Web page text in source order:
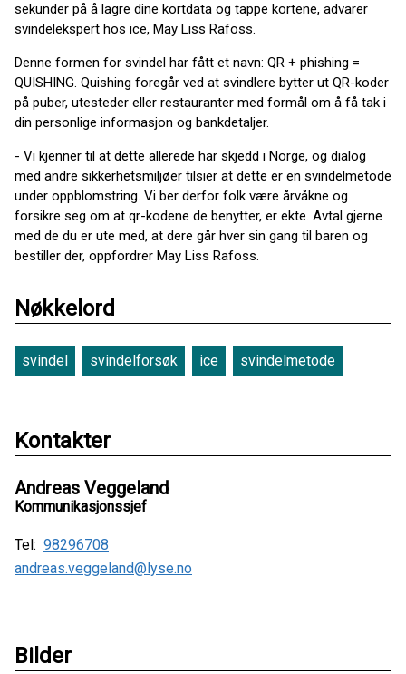
sekunder på å lagre dine kortdata og tappe kortene, advarer
svindelekspert hos ice, May Liss Rafoss.
Denne formen for svindel har fått et navn: QR + phishing =
QUISHING. Quishing foregår ved at svindlere bytter ut QR-koder
på puber, utesteder eller restauranter med formål om å få tak i
din personlige informasjon og bankdetaljer.
- Vi kjenner til at dette allerede har skjedd i Norge, og dialog
med andre sikkerhetsmiljøer tilsier at dette er en svindelmetode
under oppblomstring. Vi ber derfor folk være årvåkne og
forsikre seg om at qr-kodene de benytter, er ekte. Avtal gjerne
med de du er ute med, at dere går hver sin gang til baren og
bestiller der, oppfordrer May Liss Rafoss.
Nøkkelord
svindel svindelforsøk ice svindelmetode
Kontakter
Andreas Veggeland
Kommunikasjonssjef
Tel: 98296708
andreas.veggeland@lyse.no
Bilder